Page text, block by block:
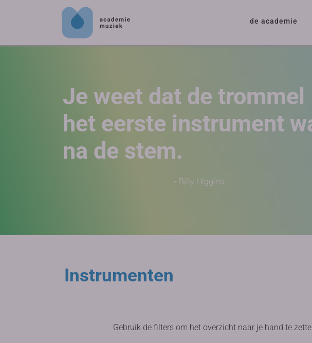
de academie
Je weet dat de trommel
het eerste instrument
na de stem.
- Billy Higgins
Instrumenten
Gebruik de filters om het overzicht naar je hand te